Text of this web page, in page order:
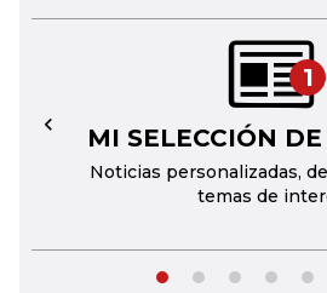
1
MI SELECCIÓN
Noticias personalizadas,
temas de
←